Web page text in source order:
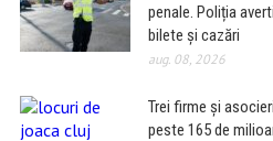
penale. Poliția
bilete și cazări
aug. 08, 2026
Trei firme și
peste 165 de